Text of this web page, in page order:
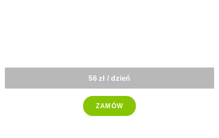
56 zł / dzień
ZAMÓW